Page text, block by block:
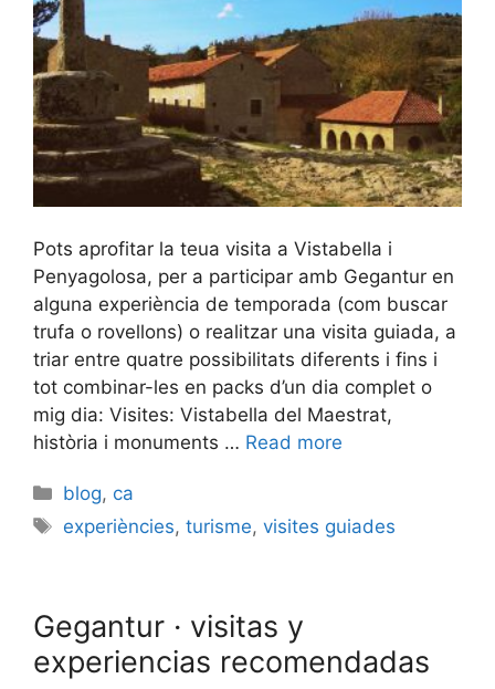
Pots aprofitar la teua visita a Vistabella i
Penyagolosa, per a participar amb Gegantur en
alguna experiència de temporada (com buscar
trufa o rovellons) o realitzar una visita guiada, a
triar entre quatre possibilitats diferents i fins i
tot combinar-les en packs d’un dia complet o
mig dia: Visites: Vistabella del Maestrat,
història i monuments … Read more
Categories
blog, ca
Etiquetes
experiències,turisme,visites guiades
Gegantur · visitas y
experiencias recomendadas